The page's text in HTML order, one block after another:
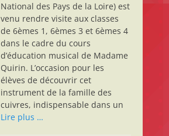
National des Pays de la Loire) est
venu rendre visite aux classes
de 6èmes 1, 6èmes 3 et 6èmes 4
dans le cadre du cours
d’éducation musical de Madame
Quirin. L’occasion pour les
élèves de découvrir cet
instrument de la famille des
cuivres, indispensable dans un
Lire plus …